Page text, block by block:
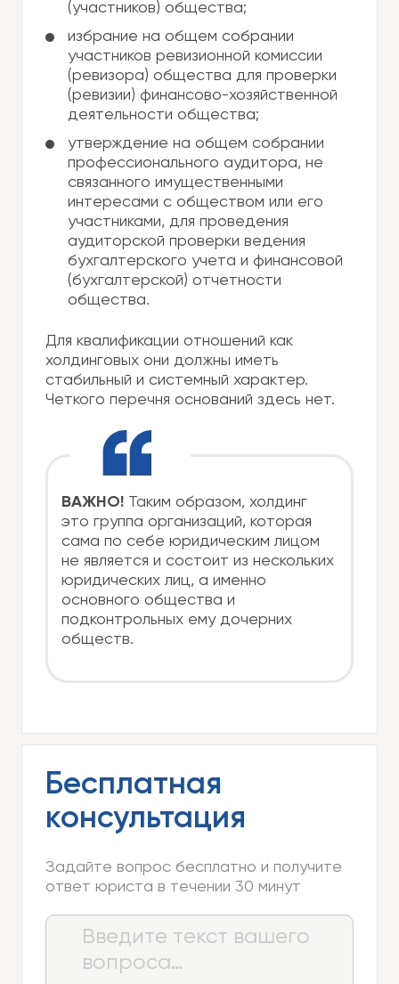
(участников) общества;
избрание на общем собрании
участников ревизионной комиссии
(ревизора) общества для проверки
(ревизии) финансово-хозяйственной
деятельности общества;
утверждение на общем собрании
профессионального аудитора, не
связанного имущественными
интересами с обществом или его
участниками, для проведения
аудиторской проверки ведения
бухгалтерского учета и финансовой
(бухгалтерской) отчетности
общества.
Для квалификации отношений как
холдинговых они должны иметь
стабильный и системный характер.
Четкого перечня оснований здесь нет.
ВАЖНО! Таким образом, холдинг
это группа организаций, которая
сама по себе юридическим лицом
не является и состоит из нескольких
юридических лиц, а именно
основного общества и
подконтрольных ему дочерних
обществ.
Бесплатная
консультация
Задайте вопрос бесплатно и получите
ответ юриста в течении 30 минут